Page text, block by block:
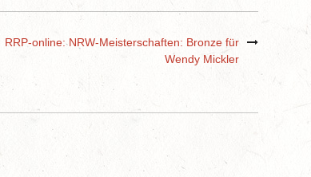
RRP-online: NRW-Meisterschaften: Bronze für
Wendy Mickler